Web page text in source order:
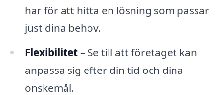
har för att hitta en lösning som passar
just dina behov.
Flexibilitet– Se till att företaget kan
anpassa sig efter din tid och dina
önskemål.